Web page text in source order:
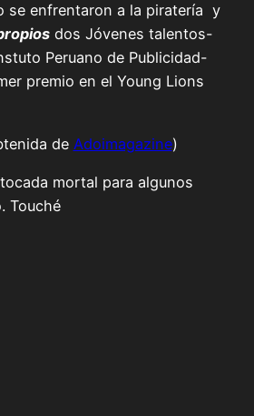
se enfrentaron a la piratería y
dos Jóvenes talentos-
Peruano de Publicidad-
premio en el Young Lions
de Adoimagazine)
mortal para algunos
Touché